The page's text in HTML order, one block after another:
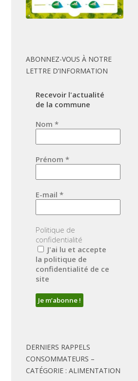
ABONNEZ-VOUS À NOTRE
LETTRE D’INFORMATION
Recevoir l'actualité
de la commune
Nom *
Prénom *
E-mail *
Politique de
confidentialité
J'ai lu et accepte
la politique de
confidentialité de ce
site
DERNIERS RAPPELS
CONSOMMATEURS –
CATÉGORIE : ALIMENTATION